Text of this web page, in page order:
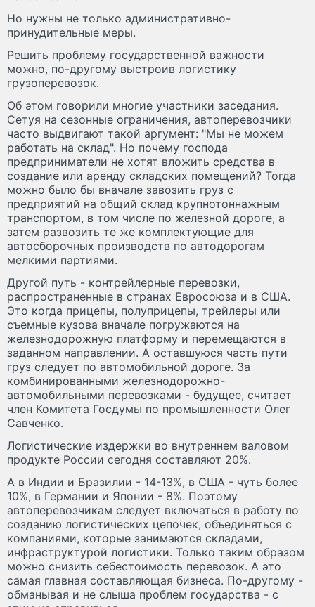
Но нужны не только административно-
принудительные меры.
Решить проблему государственной важности
можно, по-другому выстроив логистику
грузоперевозок.
Об этом говорили многие участники заседания.
Сетуя на сезонные ограничения, автоперевозчики
часто выдвигают такой аргумент: "Мы не можем
работать на склад". Но почему господа
предприниматели не хотят вложить средства в
создание или аренду складских помещений? Тогда
можно было бы вначале завозить груз с
предприятий на общий склад крупнотоннажным
транспортом, в том числе по железной дороге, а
затем развозить те же комплектующие для
автосборочных производств по автодорогам
мелкими партиями.
Другой путь - контрейлерные перевозки,
распространенные в странах Евросоюза и в США.
Это когда прицепы, полуприцепы, трейлеры или
съемные кузова вначале погружаются на
железнодорожную платформу и перемещаются в
заданном направлении. А оставшуюся часть пути
груз следует по автомобильной дороге. За
комбинированными железнодорожно-
автомобильными перевозками - будущее, считает
член Комитета Госдумы по промышленности Олег
Савченко.
Логистические издержки во внутреннем валовом
продукте России сегодня составляют 20%.
А в Индии и Бразилии - 14-13%, в США - чуть более
10%, в Германии и Японии - 8%. Поэтому
автоперевозчикам следует включаться в работу по
созданию логистических цепочек, объединяться с
компаниями, которые занимаются складами,
инфраструктурой логистики. Только таким образом
можно снизить себестоимость перевозок. А это
самая главная составляющая бизнеса. По-другому -
обманывая и не слыша проблем государства - с